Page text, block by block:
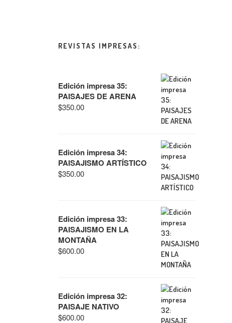
REVISTAS IMPRESAS:
Edición impresa 35:
PAISAJES DE ARENA
$350.00
Edición impresa 34:
PAISAJISMO ARTÍSTICO
$350.00
Edición impresa 33:
PAISAJISMO EN LA
MONTAÑA
$600.00
Edición impresa 32:
PAISAJE NATIVO
$600.00